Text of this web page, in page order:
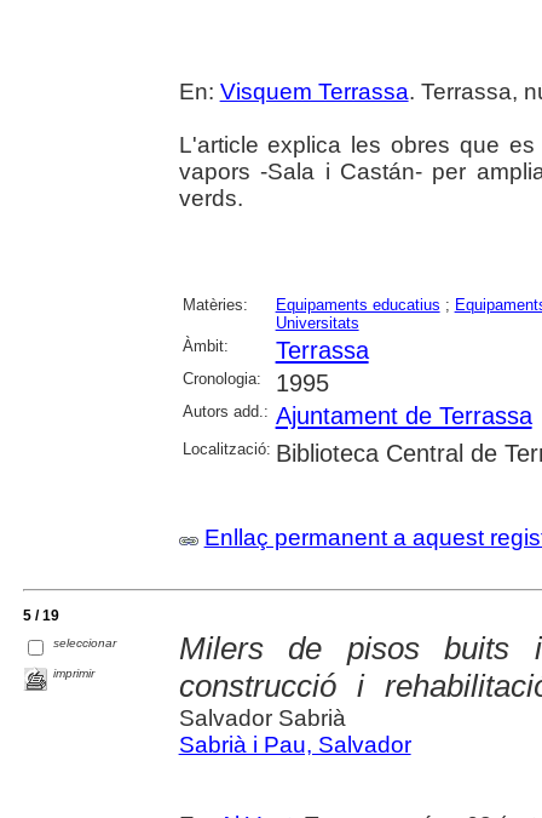
En: Visquem Terrassa. Terrassa,
L'article explica les obres que
vapors -Sala i Castán- per
verds.
Matèries: Equipaments educatius ;
Universitats
Àmbit:
Terrassa
Cronologia: 1995
Autors add.: Ajuntament de Terrassa
Localització: Biblioteca Central de
Enllaç permanent a aquest
5 / 19
seleccionar
imprimir
Milers de pisos buits
construcció i
Salvador Sabrià
Sabrià i Pau, Salvador